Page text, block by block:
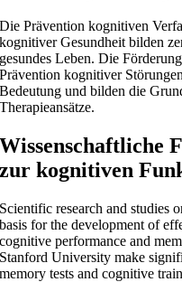
Die Prävention kognitiven
kognitiver Gesundheit bilden
gesundes Leben. Die
Prävention kognitiver
Bedeutung und bilden die
Therapieansätze.
Wissenschaftliche
zur kognitiven
Scientific research and studies
basis for the development of
cognitive performance and
Stanford University make
memory tests and cognitive